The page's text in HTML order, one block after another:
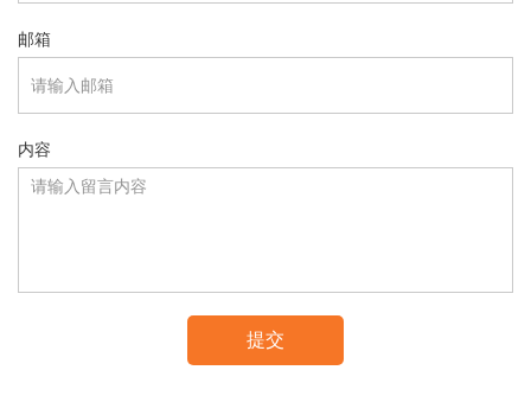
邮箱
内容
提交